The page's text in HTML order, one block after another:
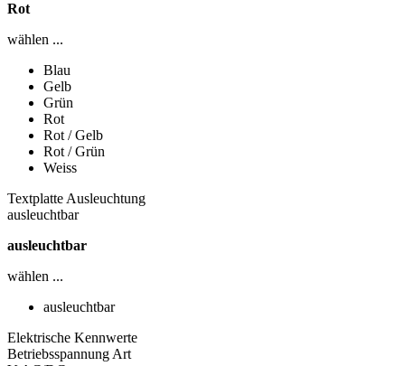
Rot
wählen ...
Blau
Gelb
Grün
Rot
Rot / Gelb
Rot / Grün
Weiss
Textplatte Ausleuchtung
ausleuchtbar
ausleuchtbar
wählen ...
ausleuchtbar
Elektrische Kennwerte
Betriebsspannung Art